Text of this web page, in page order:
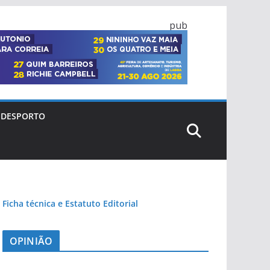
pub
DESPORTO
Ficha técnica e Estatuto Editorial
OPINIÃO